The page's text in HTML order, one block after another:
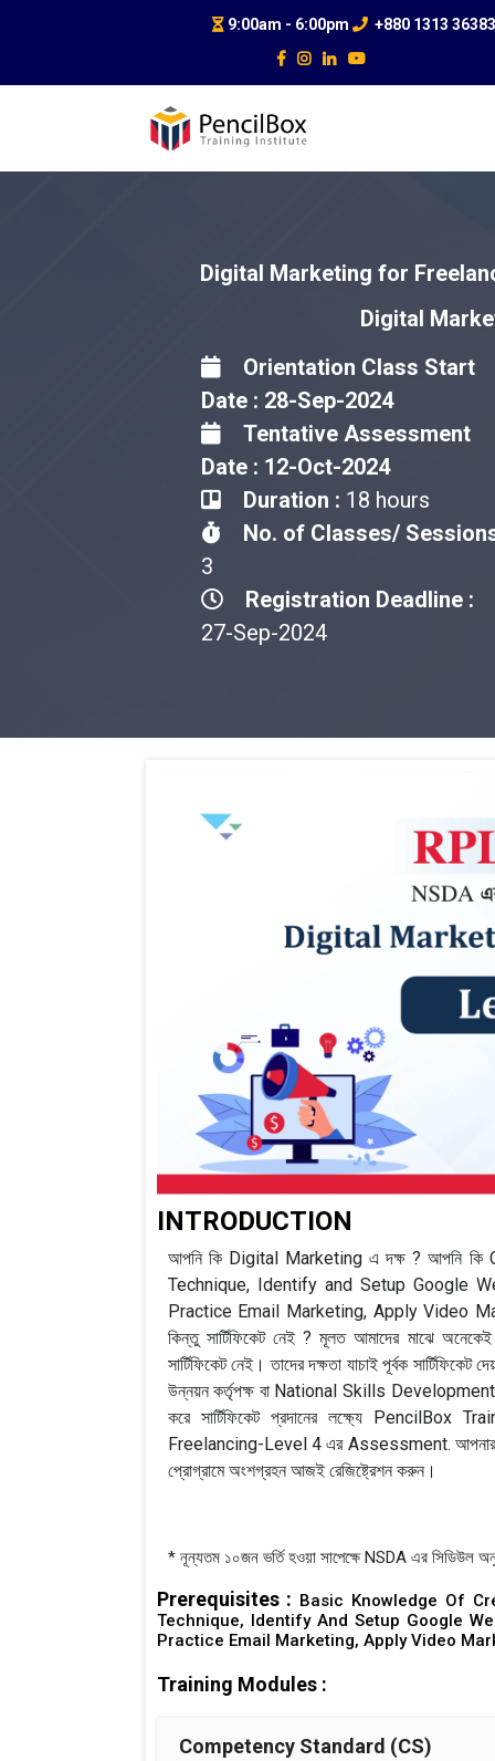
9:00am - 6:00pm +880 1313
Digital Marketing for
Digital
Orientation Class Start
Date : 28-Sep-2024
Tentative Assessment
Date : 12-Oct-2024
Duration : 18 hours
No. of Classes/
3
Registration Deadline :
27-Sep-2024
INTRODUCTION
আপনি কি Digital Marketing এ দক্ষ ? আপনি
Technique, Identify and Setup Google
Practice Email Marketing, Apply Video
কিন্তু সার্টিফিকেট নেই ? মূলত আমাদের মাঝে
সার্টিফিকেট নেই। তাদের দক্ষতা যাচাই পূর্বক সার্টিফিকেট
উন্নয়ন কর্তৃপক্ষ বা National Skills
করে সার্টিফিকেট প্রদানের লক্ষ্যে
Freelancing-Level 4 এর Assessment. আপনার
প্রোগ্রামে অংশগ্রহন আজই রেজিষ্ট্রেশন করুন।
* নূন্যতম ১০জন ভর্তি হওয়া সাপেক্ষে NSDA এর সিডিউল
Prerequisites : Basic Knowledge Of
Technique, Identify And Setup Google
Practice Email Marketing, Apply Video
Training Modules :
Competency Standard (CS)